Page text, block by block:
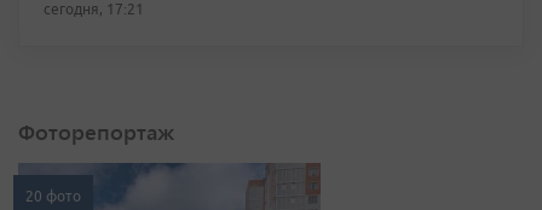
сегодня, 17:21
Фоторепортаж
20 фото